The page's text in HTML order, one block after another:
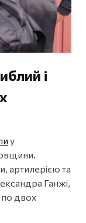
і
у
артилерією та
Ганжі,
по двох